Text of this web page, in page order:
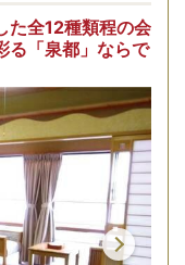
た全12種類程の会
る「泉都」ならで